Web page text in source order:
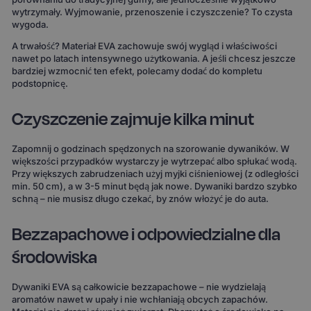
wytrzymały. Wyjmowanie, przenoszenie i czyszczenie? To czysta
wygoda.
A trwałość? Materiał EVA zachowuje swój wygląd i właściwości
nawet po latach intensywnego użytkowania. A jeśli chcesz jeszcze
bardziej wzmocnić ten efekt, polecamy dodać do kompletu
podstopnicę.
Czyszczenie zajmuje kilka minut
Zapomnij o godzinach spędzonych na szorowanie dywaników. W
większości przypadków wystarczy je wytrzepać albo spłukać wodą.
Przy większych zabrudzeniach użyj myjki ciśnieniowej (z odległości
min. 50 cm), a w 3-5 minut będą jak nowe. Dywaniki bardzo szybko
schną – nie musisz długo czekać, by znów włożyć je do auta.
Bezzapachowe i odpowiedzialne dla
środowiska
Dywaniki EVA są całkowicie bezzapachowe – nie wydzielają
aromatów nawet w upały i nie wchłaniają obcych zapachów.